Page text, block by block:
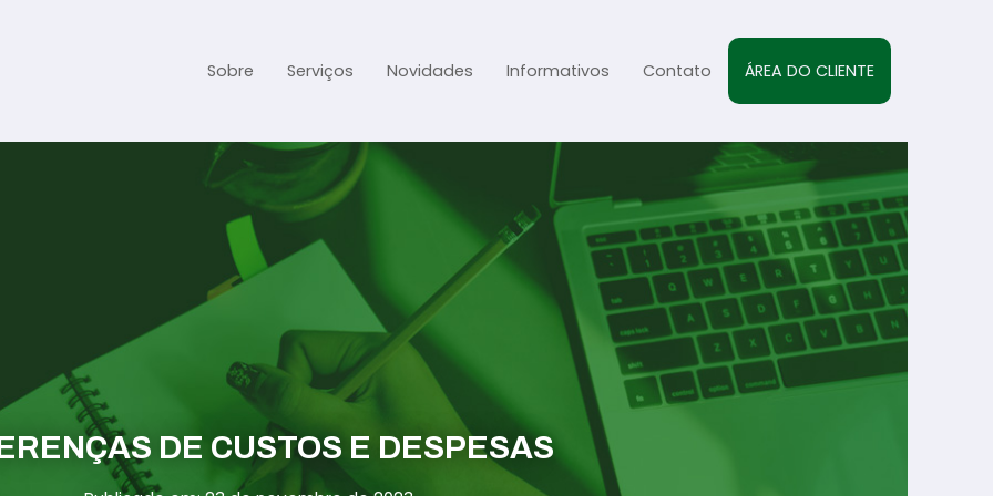
Sobre Serviços
Gestão Contábil
Gestão Tributária e Fiscal
Previdenciária Trabalhista
Abertura de Empresas
Assessoria jurídica
Novidades Informativos Contato ÁREA DO CLIENTE
DE CUSTOS E DESPESAS